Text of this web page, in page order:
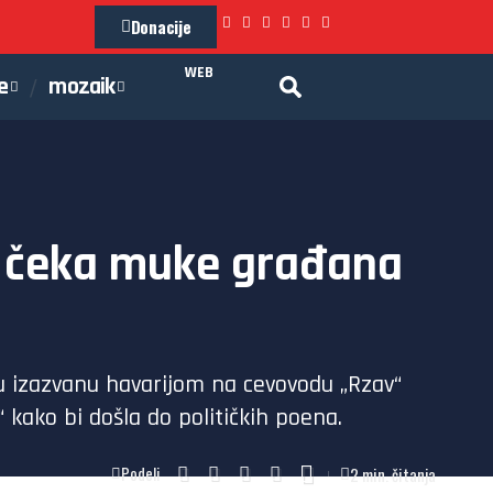
Donacije
mozaik WEB
muke građana
havarijom na cevovodu „Rzav“
kako bi došla do političkih poena.
Podeli 2 min. čitanja